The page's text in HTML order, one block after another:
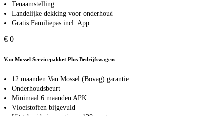
Tenaamstelling
Landelijke dekking voor onderhoud
Gratis Familiepas incl. App
€ 0
Van Mossel Servicepakket Plus Bedrijfswagens
12 maanden Van Mossel (Bovag) garantie
Onderhoudsbeurt
Minimaal 6 maanden APK
Vloeistoffen bijgevuld